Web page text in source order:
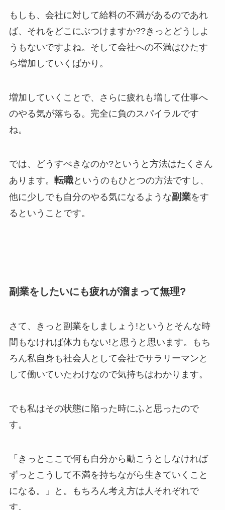
もしも、会社に対して給料の不満があるのであれ
ば、それをどこにぶつけますか??きっとどうしよ
うもないですよね。そして会社への不満はひたす
ら増加していくばかり。
増加していくことで、さらに疲れも増して仕事へ
のやる気が落ちる。完全に負のスパイラルです
ね。
では、どうすべきなのか?というと方法はたくさん
あります。 転職というのもひとつの方法ですし、
他に少しでも自分のやる気になるような副業をす
るということです。
副業をしたいにも疲れが溜まって無理?
さて、きっと副業をしましょう!というとそんな時
間もなければ体力もない!と思うと思います。もち
ろん私自身も社会人として会社でサラリーマンと
して働いていたわけなので気持ちはわかります。
でも私はその状態に陥った時にふと思ったので
す。
「きっとここで何も自分から動こうとしなければ
ずっとこうして不満を持ちながら生きていくこと
になる。」と。もちろん考え方は人それぞれで
す。